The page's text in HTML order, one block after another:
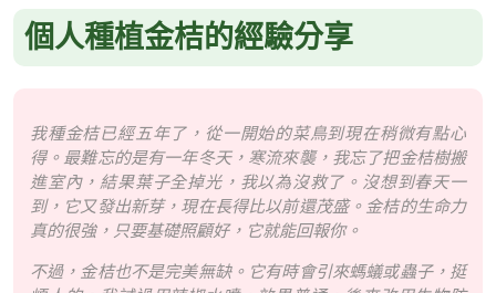
個人種植金桔的經驗分享
我種金桔已經五年了，從一開始的菜鳥到現在稍微有點心
得。最難忘的是有一年冬天，寒流來襲，我忘了把金桔樹搬
進室內，結果葉子全掉光，我以為沒救了。沒想到春天一
到，它又發出新芽，現在長得比以前還茂盛。金桔的生命力
真的很強，只要基礎照顧好，它就能回報你。
不過，金桔也不是完美無缺。它有時會引來螞蟻或蟲子，挺